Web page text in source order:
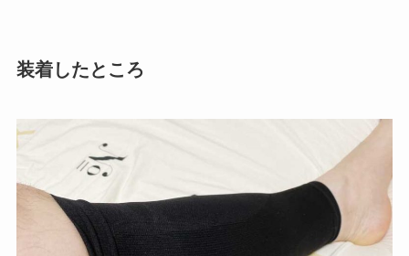
装着したところ